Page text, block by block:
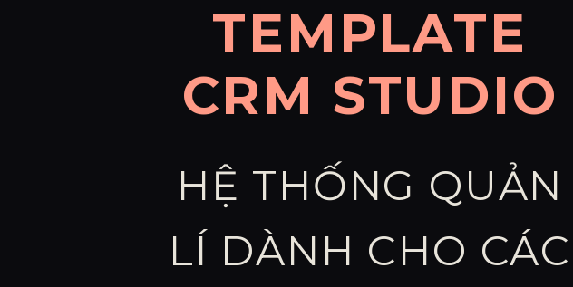
TEMPLATE
CRM STUDIO
HỆ THỐNG QUẢN
LÍ DÀNH CHO CÁC